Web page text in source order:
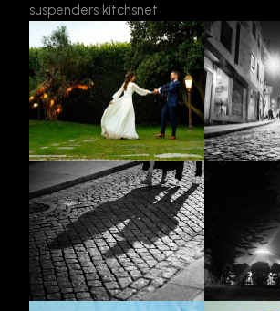
suspenders kitchsnet